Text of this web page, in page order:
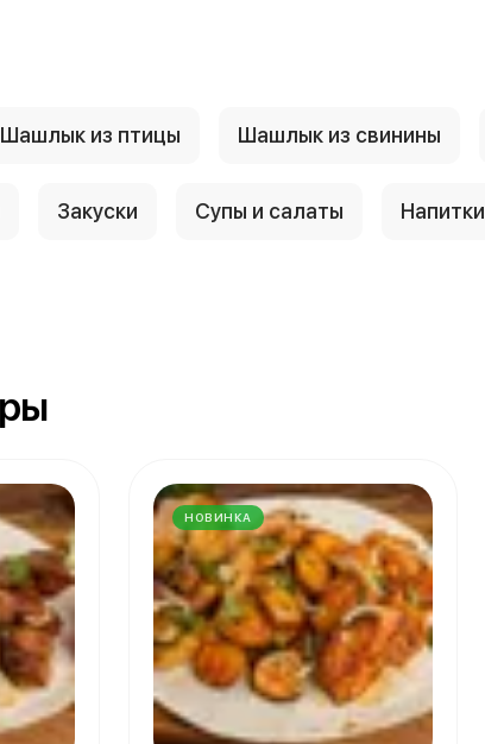
Шашлык из птицы Шашлык из свинины
Закуски Супы и салаты Напитки
НОВИНКА